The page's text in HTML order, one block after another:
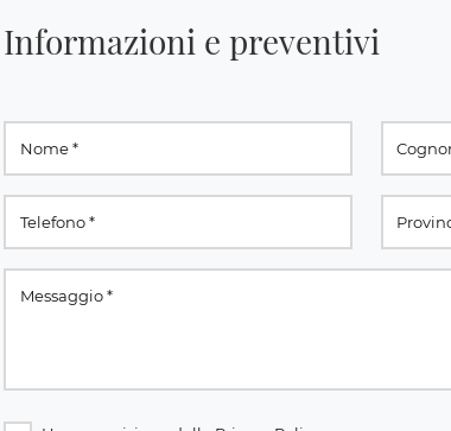
Informazioni e preventivi